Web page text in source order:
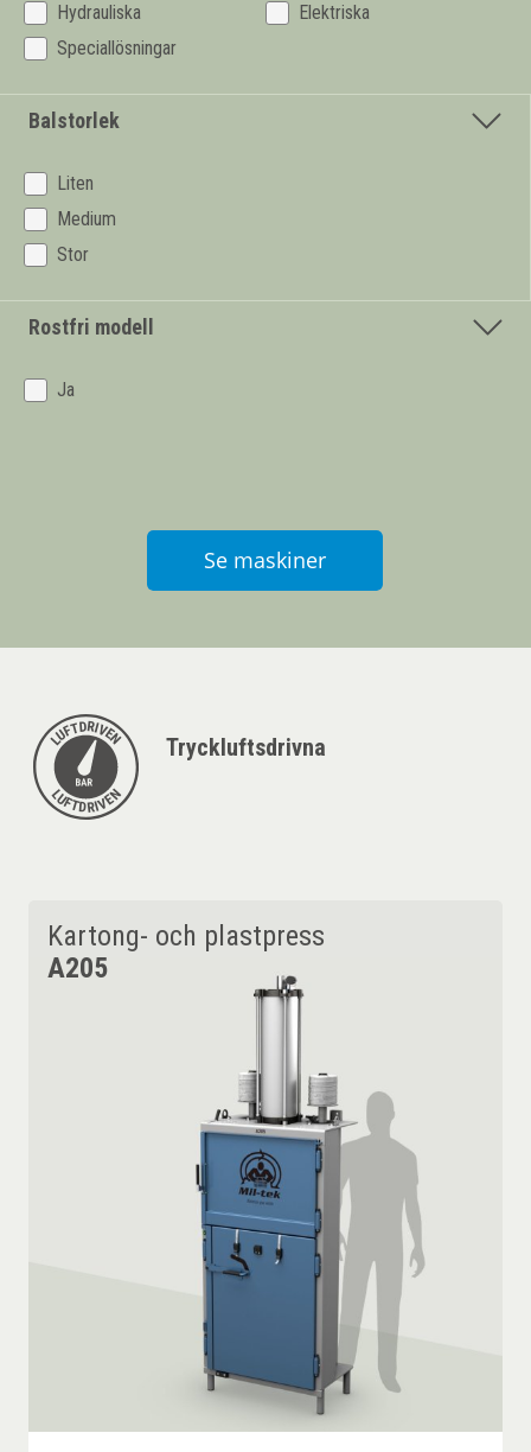
Hydrauliska
Elektriska
Speciallösningar
Balstorlek
Liten
Medium
Stor
Rostfri modell
Ja
Se maskiner
Tryckluftsdrivna
Kartong- och plastpress
A205